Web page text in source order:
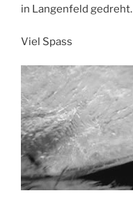
in Langenfeld gedreht.
Viel Spass